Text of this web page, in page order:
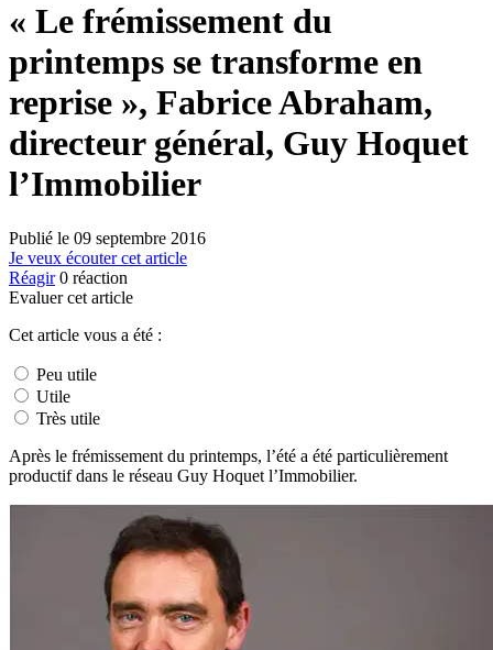
« Le frémissement du
printemps se transforme en
reprise », Fabrice Abraham,
directeur général, Guy Hoquet
l’Immobilier
Publié le 09 septembre 2016
Je veux écouter cet article
Réagir 0 réaction
Evaluer cet article
Cet article vous a été :
Peu utile
Utile
Très utile
Après le frémissement du printemps, l’été a été particulièrement
productif dans le réseau Guy Hoquet l’Immobilier.